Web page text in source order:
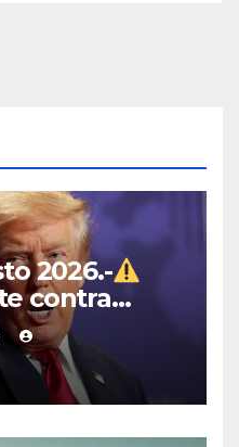
2026.-
contra
otras